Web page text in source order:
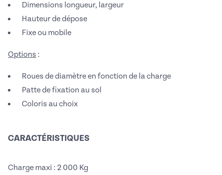
Dimensions longueur, largeur
Hauteur de dépose
Fixe ou mobile
Options :
Roues de diamètre en fonction de la charge
Patte de fixation au sol
Coloris au choix
CARACTÉRISTIQUES
Charge maxi : 2 000 Kg